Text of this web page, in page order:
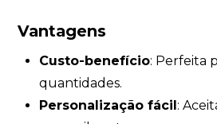
Vantagens
Custo-benefício: Perfeita
quantidades.
Personalização fácil :